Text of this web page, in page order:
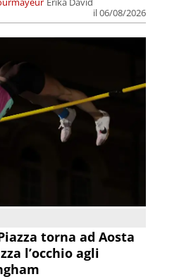
il 06/08/2026
torna ad Aosta
l’occhio agli